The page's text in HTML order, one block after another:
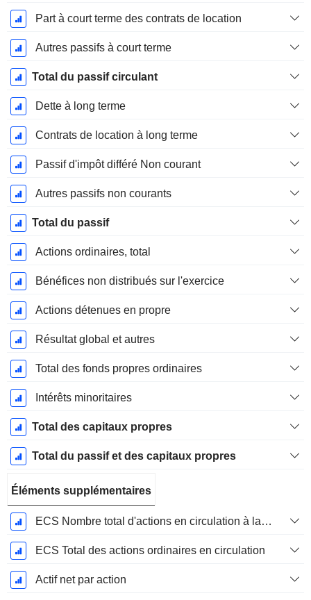
Part à court terme des contrats de location
Autres passifs à court terme
Total du passif circulant
Dette à long terme
Contrats de location à long terme
Passif d'impôt différé Non courant
Autres passifs non courants
Total du passif
Actions ordinaires, total
Bénéfices non distribués sur l'exercice
Actions détenues en propre
Résultat global et autres
Total des fonds propres ordinaires
Intérêts minoritaires
Total des capitaux propres
Total du passif et des capitaux propres
Éléments supplémentaires
ECS Nombre total d'actions en circulation à la date de dépôt
ECS Total des actions ordinaires en circulation
Actif net par action